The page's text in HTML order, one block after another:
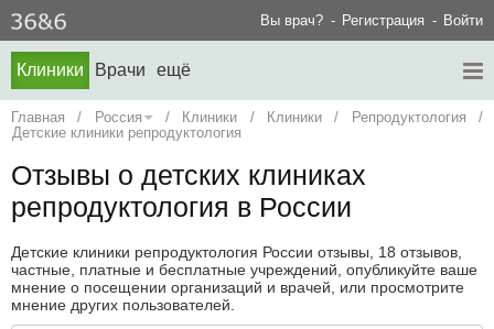
Вы врач? Регистрация Войти
Клиники Врачи ещё
Главная / Россия / Клиники / Клиники / Репродуктология
/
Детские клиники репродуктология
Отзывы о детских клиниках
репродуктология в России
Детские клиники репродуктология России отзывы, 18 отзывов,
частные, платные и бесплатные учреждений, опубликуйте ваше
мнение о посещении организаций и врачей, или просмотрите
мнение других пользователей.